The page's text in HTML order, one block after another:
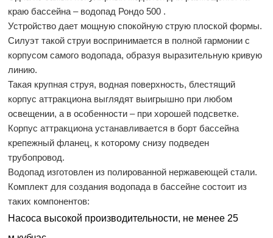
краю бассейна – водопад Рондо 500 .
Устройство дает мощную спокойную струю плоской формы.
Силуэт такой струи воспринимается в полной гармонии с
корпусом самого водопада, образуя выразительную кривую
линию.
Такая крупная струя, водная поверхность, блестящий
корпус аттракциона выглядят выигрышно при любом
освещении, а в особенности – при хорошей подсветке.
Корпус аттракциона устанавливается в борт бассейна
крепежный фланец, к которому снизу подведен
трубопровод.
Водопад изготовлен из полированной нержавеющей стали.
Комплект для создания водопада в бассейне состоит из
таких компонентов:
Насоса высокой производительности, не менее 25